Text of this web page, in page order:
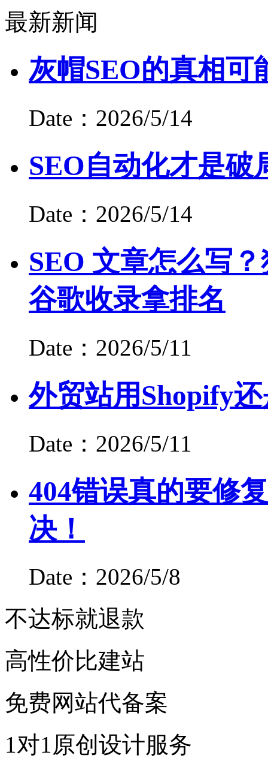
最新新闻
灰帽SEO的真相可
Date：2026/5/14
SEO自动化才是破
Date：2026/5/14
SEO 文章怎么写
谷歌收录拿排名
Date：2026/5/11
外贸站用Shopify
Date：2026/5/11
404错误真的要修
决！
Date：2026/5/8
不达标就退款
高性价比建站
免费网站代备案
1对1原创设计服务